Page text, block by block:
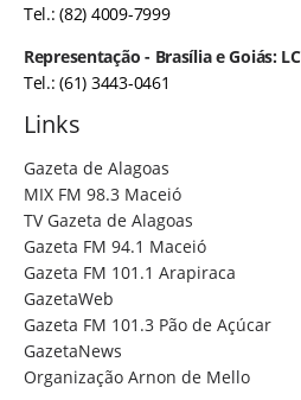
Tel.: (82) 4009-7999
Representação - Brasília e Goiás:
Tel.: (61) 3443-0461
Links
Gazeta de Alagoas
MIX FM 98.3 Maceió
TV Gazeta de Alagoas
Gazeta FM 94.1 Maceió
Gazeta FM 101.1 Arapiraca
GazetaWeb
Gazeta FM 101.3 Pão de Açúcar
GazetaNews
Organização Arnon de Mello